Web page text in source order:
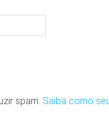
spam. Saiba como